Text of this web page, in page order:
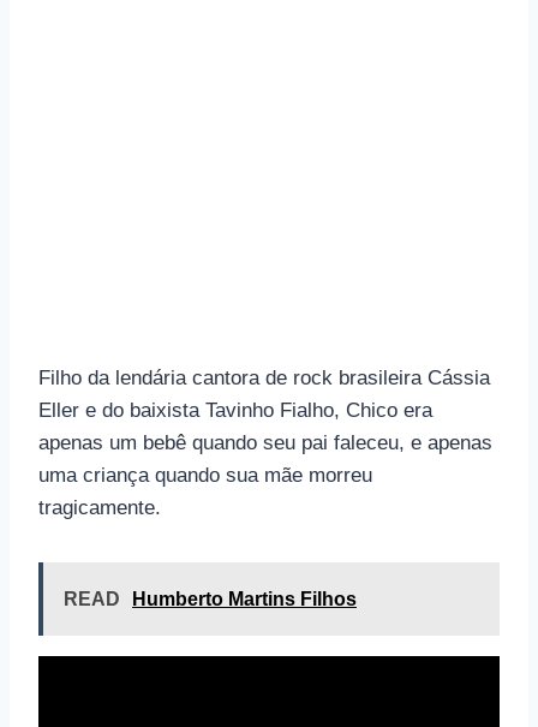
Filho da lendária cantora de rock brasileira Cássia
Eller e do baixista Tavinho Fialho, Chico era
apenas um bebê quando seu pai faleceu, e apenas
uma criança quando sua mãe morreu
tragicamente.
READ Humberto Martins Filhos